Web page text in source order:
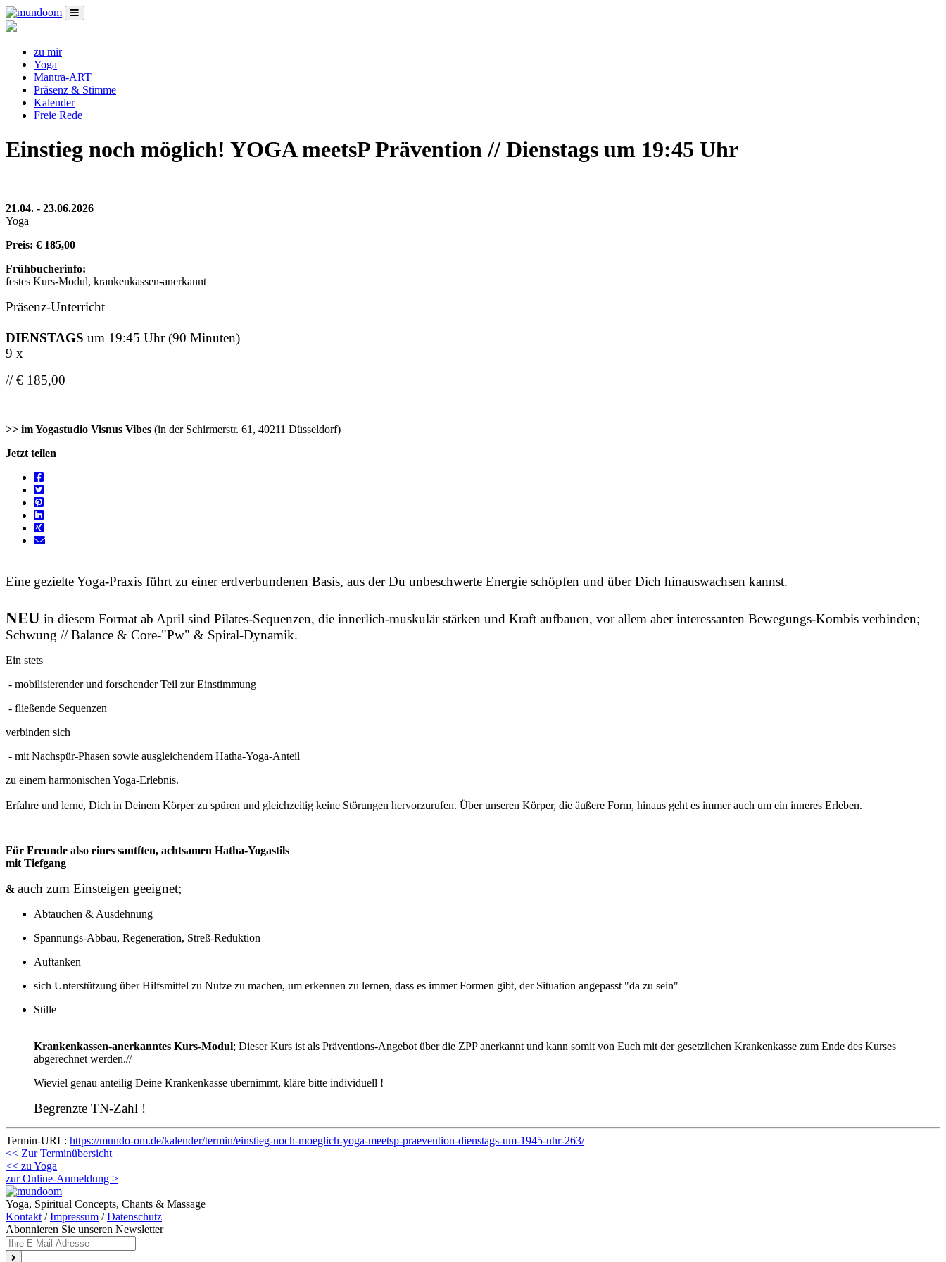
zu mir
Yoga
Mantra-ART
Präsenz & Stimme
Kalender
Freie Rede
Einstieg noch möglich! YOGA meetsP Prävention // Dienstags um 19:45 Uhr
21.04. - 23.06.2026
Yoga
Preis: € 185,00
Frühbucherinfo:
festes Kurs-Modul, krankenkassen-anerkannt
Präsenz-Unterricht
DIENSTAGS um 19:45 Uhr (90 Minuten)
9 x
// € 185,00
>> im Yogastudio Visnus Vibes (in der Schirmerstr. 61, 40211 Düsseldorf)
Jetzt teilen
Eine gezielte Yoga-Praxis führt zu einer erdverbundenen Basis, aus der Du unbeschwerte Energie schöpfen und über Dich hinauswachsen kannst.
NEU in diesem Format ab April sind Pilates-Sequenzen, die innerlich-muskulär stärken und Kraft aufbauen, vor allem aber interessanten Bewegungs-Kombis verbinden;
Schwung // Balance & Core-"Pw" & Spiral-Dynamik.
Ein stets
- mobilisierender und forschender Teil zur Einstimmung
- fließende Sequenzen
verbinden sich
- mit Nachspür-Phasen sowie ausgleichendem Hatha-Yoga-Anteil
zu einem harmonischen Yoga-Erlebnis.
Erfahre und lerne, Dich in Deinem Körper zu spüren und gleichzeitig keine Störungen hervorzurufen. Über unseren Körper, die äußere Form, hinaus geht es immer auch um ein inneres Erleben.
Für Freunde also eines santften, achtsamen Hatha-Yogastils
mit Tiefgang
& auch zum Einsteigen geeignet;
Abtauchen & Ausdehnung
Spannungs-Abbau, Regeneration, Streß-Reduktion
Auftanken
sich Unterstützung über Hilfsmittel zu Nutze zu machen, um erkennen zu lernen, dass es immer Formen gibt, der Situation angepasst "da zu sein"
Stille
Krankenkassen-anerkanntes Kurs-Modul; Dieser Kurs ist als Präventions-Angebot über die ZPP anerkannt und kann somit von Euch mit der gesetzlichen Krankenkasse zum Ende des Kurses
abgerechnet werden.//
Wieviel genau anteilig Deine Krankenkasse übernimmt, kläre bitte individuell !
Begrenzte TN-Zahl !
Termin-URL: https://mundo-om.de/kalender/termin/einstieg-noch-moeglich-yoga-meetsp-praevention-dienstags-um-1945-uhr-263/
<< Zur Terminübersicht
<< zu Yoga
zur Online-Anmeldung >
Yoga, Spiritual Concepts, Chants & Massage
Kontakt /Impressum /Datenschutz
Abonnieren Sie unseren Newsletter